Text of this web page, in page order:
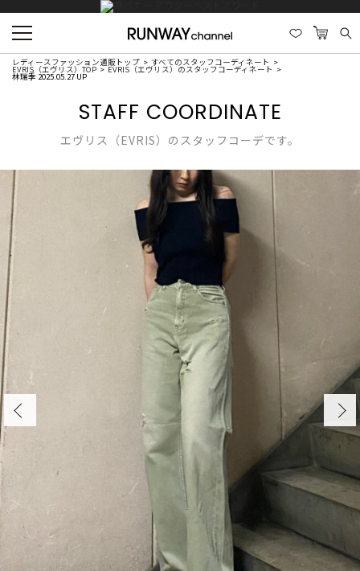
レディースファッション通販トップ すべてのスタッフコーディネート
EVRIS（エヴリス）TOP EVRIS（エヴリス）のスタッフコーディネート
林瑞季 2025.05.27 UP
STAFF COORDINATE
エヴリス（EVRIS）のスタッフコーデです。